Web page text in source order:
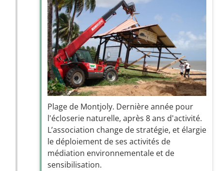
Plage de Montjoly. Dernière année pour
l'écloserie naturelle, après 8 ans d'activité.
L’association change de stratégie, et élargie
le déploiement de ses activités de
médiation environnementale et de
sensibilisation.